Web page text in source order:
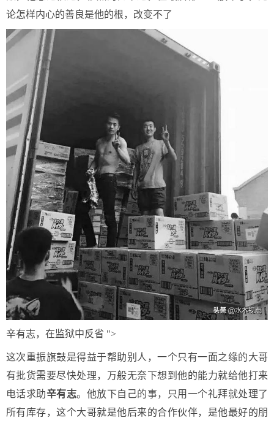
论怎样内心的善良是他的根，改变不了
辛有志，在监狱中反省 ">
这次重振旗鼓是得益于帮助别人，一个只有一面之缘的大哥
有批货需要尽快处理，万般无奈下想到他的能力就给他打来
电话求助辛有志。他放下自己的事，只用一个礼拜就处理了
所有库存，这个大哥就是他后来的合作伙伴，是他最好的朋